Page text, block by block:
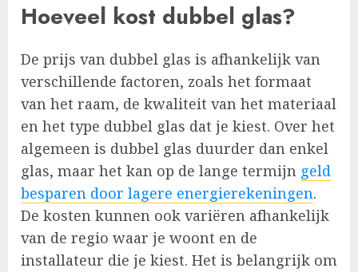
Hoeveel kost dubbel glas?
De prijs van dubbel glas is afhankelijk van
verschillende factoren, zoals het formaat
van het raam, de kwaliteit van het materiaal
en het type dubbel glas dat je kiest. Over het
algemeen is dubbel glas duurder dan enkel
glas, maar het kan op de lange termijn geld
besparen door lagere energierekeningen.
De kosten kunnen ook variëren afhankelijk
van de regio waar je woont en de
installateur die je kiest. Het is belangrijk om